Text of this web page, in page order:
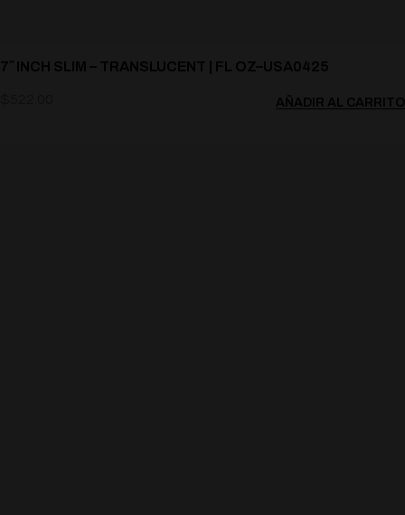
7″ INCH SLIM – TRANSLUCENT | FL OZ–USA0425
AÑADIR AL CARRITO